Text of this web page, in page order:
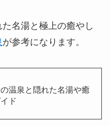
名湯と極上の癒やし
が参考になります。
温泉と隠れた名湯や癒
ド